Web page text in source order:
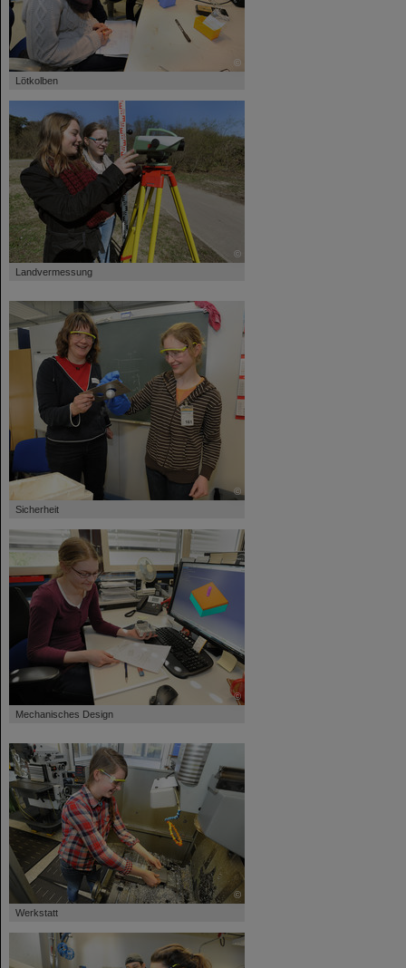
©
Lötkolben
©
Landvermessung
©
Sicherheit
©
Mechanisches Design
©
Werkstatt